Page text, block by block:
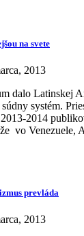
na svete
2013
dalo Latinskej
systém.
2014
vo Venezuele,
prevláda
2013